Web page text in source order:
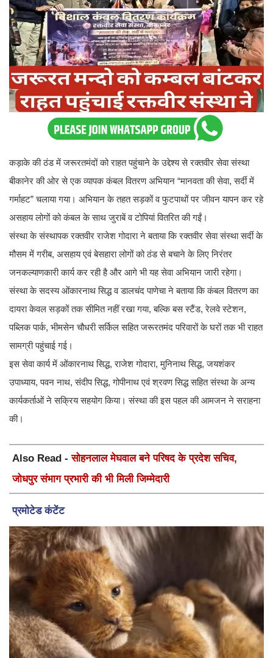
कड़ाके की ठंड में जरूरतमंदों को राहत पहुंचाने के उद्देश्य से रक्तवीर सेवा संस्था
बीकानेर की ओर से एक व्यापक कंबल वितरण अभियान “मानवता की सेवा, सर्दी में
गर्माहट” चलाया गया। अभियान के तहत सड़कों व फुटपाथों पर जीवन यापन कर रहे
असहाय लोगों को कंबल के साथ जुराबें व टोपियां वितरित की गईं।
संस्था के संस्थापक रक्तवीर राजेश गोदारा ने बताया कि रक्तवीर सेवा संस्था सर्दी के
मौसम में गरीब, असहाय एवं बेसहारा लोगों को ठंड से बचाने के लिए निरंतर
जनकल्याणकारी कार्य कर रही है और आगे भी यह सेवा अभियान जारी रहेगा।
संस्था के सदस्य ओंकारनाथ सिद्ध व डालचंद पाणेचा ने बताया कि कंबल वितरण का
दायरा केवल सड़कों तक सीमित नहीं रखा गया, बल्कि बस स्टैंड, रेलवे स्टेशन,
पब्लिक पार्क, भीमसेन चौधरी सर्किल सहित जरूरतमंद परिवारों के घरों तक भी राहत
सामग्री पहुंचाई गई।
इस सेवा कार्य में ओंकारनाथ सिद्ध, राजेश गोदारा, मुनिनाथ सिद्ध, जयशंकर
उपाध्याय, पवन नाथ, संदीप सिद्ध, गोपीनाथ एवं श्रवण सिद्ध सहित संस्था के अन्य
कार्यकर्ताओं ने सक्रिय सहयोग किया। संस्था की इस पहल की आमजन ने सराहना
की।
Also Read -सोहनलाल मेघवाल बने परिषद के प्रदेश सचिव,
जोधपुर संभाग प्रभारी की भी मिली जिम्मेदारी